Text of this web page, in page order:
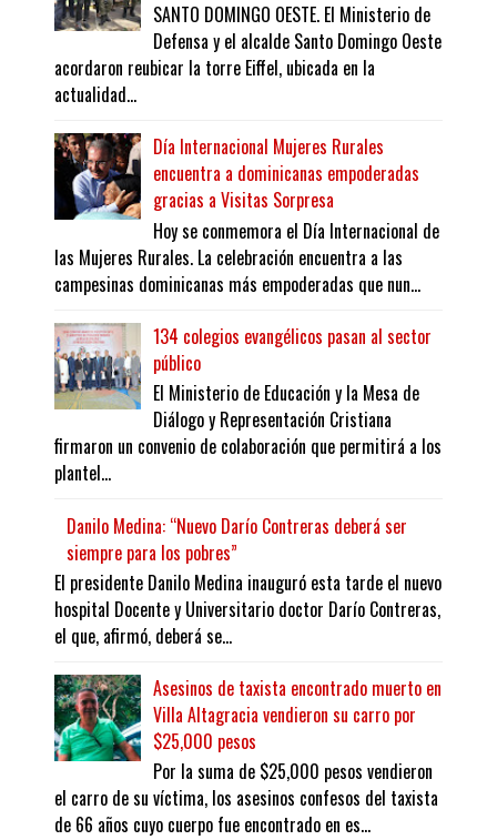
SANTO DOMINGO OESTE. El Ministerio de
Defensa y el alcalde Santo Domingo Oeste
acordaron reubicar la torre Eiffel, ubicada en la
actualidad...
Día Internacional Mujeres Rurales
encuentra a dominicanas empoderadas
gracias a Visitas Sorpresa
Hoy se conmemora el Día Internacional de
las Mujeres Rurales. La celebración encuentra a las
campesinas dominicanas más empoderadas que nun...
134 colegios evangélicos pasan al sector
público
El Ministerio de Educación y la Mesa de
Diálogo y Representación Cristiana
firmaron un convenio de colaboración que permitirá a los
plantel...
Danilo Medina: “Nuevo Darío Contreras deberá ser
siempre para los pobres”
El presidente Danilo Medina inauguró esta tarde el nuevo
hospital Docente y Universitario doctor Darío Contreras,
el que, afirmó, deberá se...
Asesinos de taxista encontrado muerto en
Villa Altagracia vendieron su carro por
$25,000 pesos
Por la suma de $25,000 pesos vendieron
el carro de su víctima, los asesinos confesos del taxista
de 66 años cuyo cuerpo fue encontrado en es...